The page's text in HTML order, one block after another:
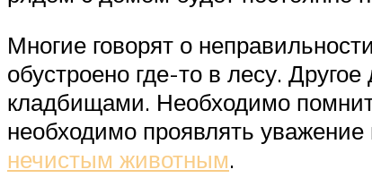
Многие говорят о
обустроено где-то в лесу.
кладбищами. Необходимо
необходимо проявлять уважение
нечистым животным.